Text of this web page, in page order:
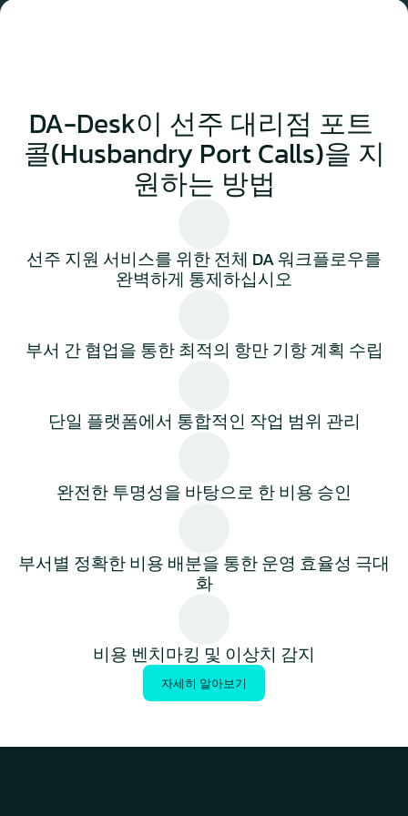
DA-Desk이 선주 대리점 포트
콜(Husbandry Port Calls)을 지
원하는 방법
선주 지원 서비스를 위한 전체 DA 워크플로우를
완벽하게 통제하십시오
부서 간 협업을 통한 최적의 항만 기항 계획 수립
단일 플랫폼에서 통합적인 작업 범위 관리
완전한 투명성을 바탕으로 한 비용 승인
부서별 정확한 비용 배분을 통한 운영 효율성 극대
화
비용 벤치마킹 및 이상치 감지
자세히 알아보기